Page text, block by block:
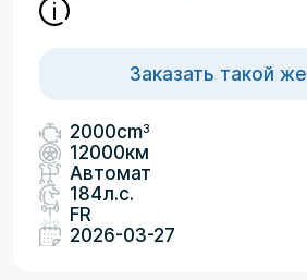
Заказать такой же
2000cm3
12000км
Автомат
184л.с.
FR
2026-03-27